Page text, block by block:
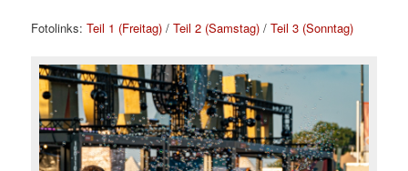
Fotolinks:Teil 1 (Freitag) /Teil 2 (Samstag) /Teil 3 (Sonntag)